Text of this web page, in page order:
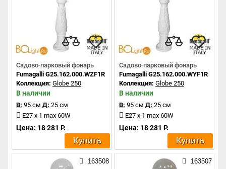
Садово-парковый фонарь
Fumagalli G25.162.000.WZF1R
Коллекция: Globe 250
В наличии
В: 95 см Д: 25 см
E27 x 1 max 60W
Цена: 18 281 Р.
Купить
Садово-парковый фонарь
Fumagalli G25.162.000.WYF1R
Коллекция: Globe 250
В наличии
В: 95 см Д: 25 см
E27 x 1 max 60W
Цена: 18 281 Р.
Купить
163508 163507